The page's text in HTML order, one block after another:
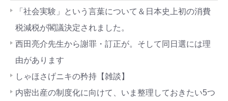
「社会実験」という言葉について＆日本史上初の消費
税減税が閣議決定されました。
西田亮介先生から謝罪・訂正が。そして同日選には理
由があります
しゃほさげニキの矜持【雑談】
内密出産の制度化に向けて、いま整理しておきたい5つ